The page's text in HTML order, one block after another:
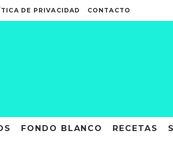
DE PRIVACIDAD CONTACTO
FONDO BLANCO RECETAS